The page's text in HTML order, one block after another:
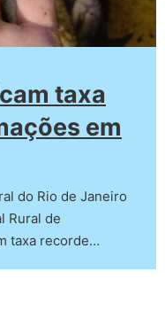
taxa
em
do Rio de Janeiro
Rural de
taxa recorde…